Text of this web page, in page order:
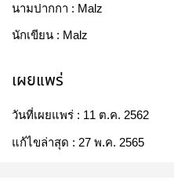
นามปากกา : Malz
นักเขียน : Malz
เผยแพร่
วันที่เผยแพร่ : 11 ต.ค. 2562
แก้ไขล่าสุด : 27 พ.ค. 2565